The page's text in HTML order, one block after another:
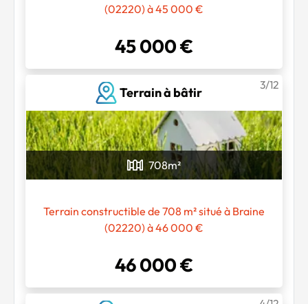
(02220) à 45 000 €
45 000 €
Terrain à bâtir
3/12
708m²
Terrain constructible de 708 m² situé à Braine
(02220) à 46 000 €
46 000 €